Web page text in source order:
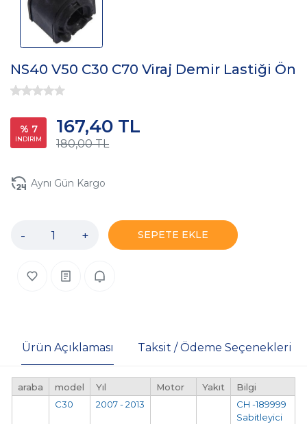
NS40 V50 C30 C70 Viraj Demir Lastiği Ön
% 7
İNDİRİM 180,00 TL
167,40 TL
Aynı Gün Kargo
- + SEPETE EKLE
Ürün Açıklaması Taksit / Ödeme Seçenekleri
araba model Yıl Motor Yakıt
Bilgi
C30
2007 - 2013
CH -189999
Sabitleyici